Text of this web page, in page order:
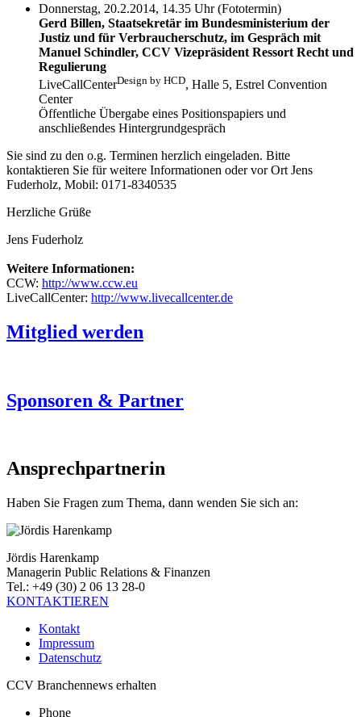
Donnerstag, 20.2.2014, 14.35 Uhr (Fototermin)
Gerd Billen, Staatsekretär im Bundesministerium der
Justiz und für Verbraucherschutz, im Gespräch mit
Manuel Schindler, CCV Vizepräsident Ressort Recht und
Regulierung
LiveCallCenterDesign by HCD, Halle 5, Estrel Convention
Center
Öffentliche Übergabe eines Positionspapiers und
anschließendes Hintergrundgespräch
Sie sind zu den o.g. Terminen herzlich eingeladen. Bitte
kontaktieren Sie für weitere Informationen oder vor Ort Jens
Fuderholz, Mobil: 0171-8340535
Herzliche Grüße
Jens Fuderholz
Weitere Informationen:
CCW: http://www.ccw.eu
LiveCallCenter: http://www.livecallcenter.de
Mitglied werden
Sponsoren & Partner
Ansprechpartnerin
Haben Sie Fragen zum Thema, dann wenden Sie sich an:
Jördis Harenkamp
Managerin Public Relations & Finanzen
Tel.: +49 (30) 2 06 13 28-0
KONTAKTIEREN
Kontakt
Impressum
Datenschutz
CCV Branchennews erhalten
Phone